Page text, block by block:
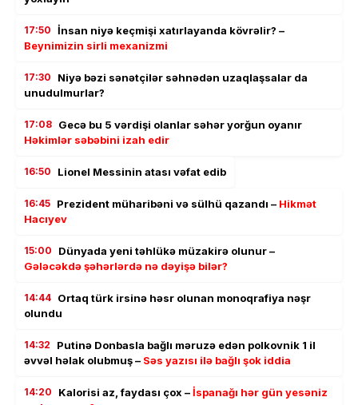
17:50 İnsan niyə keçmişi xatırlayanda kövrəlir? –
Beynimizin sirli mexanizmi
17:30
Niyə bəzi sənətçilər səhnədən uzaqlaşsalar da
unudulmurlar?
17:08 Gecə bu 5 vərdişi olanlar səhər yorğun oyanır
Həkimlər səbəbini izah edir
16:50 Lionel Messinin atası vəfat edib
16:45 Prezident müharibəni və sülhü qazandı – Hikmət
Hacıyev
15:00
Dünyada yeni təhlükə müzakirə olunur –
Gələcəkdə şəhərlərdə nə dəyişə bilər?
14:44 Ortaq türk irsinə həsr olunan monoqrafiya nəşr
olundu
14:32
Putinə Donbasla bağlı məruzə edən polkovnik 1 il
əvvəl həlak olubmuş – Səs yazısı ilə bağlı şok iddia
14:20 Kalorisi az, faydası çox –İspanağı hər gün yesəniz